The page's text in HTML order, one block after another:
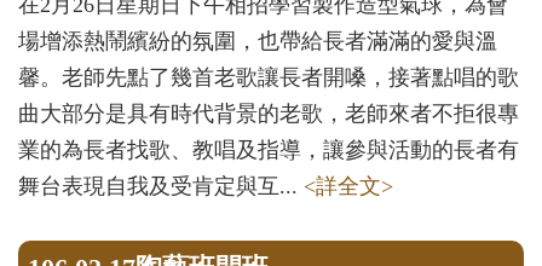
場增添熱鬧繽紛的氛圍，也帶給長者滿滿的愛與溫
馨。老師先點了幾首老歌讓長者開嗓，接著點唱的歌
曲大部分是具有時代背景的老歌，老師來者不拒很專
業的為長者找歌、教唱及指導，讓參與活動的長者有
舞台表現自我及受肯定與互... <詳全文>